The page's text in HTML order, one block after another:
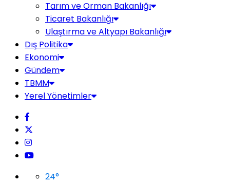
Tarım ve Orman Bakanlığı
Ticaret Bakanlığı
Ulaştırma ve Altyapı Bakanlığı
Dış Politika
Ekonomi
Gündem
TBMM
Yerel Yönetimler
24°